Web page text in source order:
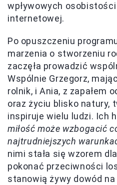
wpływowych
internetowej.
Po opuszczeniu
marzenia o stworzeniu
zaczęła prowadzić
Wspólnie Grzegorz,
rolnik, i Ania, z zapałem
oraz życiu blisko natury,
inspiruje wielu ludzi. Ich
miłość może wzbogacić
najtrudniejszych
nimi stała się wzorem
pokonać przeciwności
stanowią żywy dowód